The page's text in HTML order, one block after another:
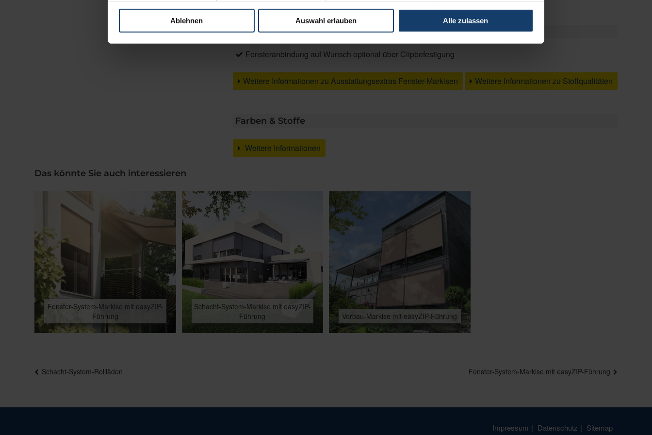
Ablehnen Auswahl erlauben Alle zulassen
Brillante Extras
Fensteranbindung auf Wunsch optional über Clipbefestigung
Weitere Informationen zu Ausstattungsextras Fenster-Markisen Weitere Informationen zu Stoffqualitäten
Farben & Stoffe
Weitere Informationen
Das könnte Sie auch interessieren
Fenster-System-Markise mit easyZIP-
Führung
Schacht-System-Markise mit easyZIP-
Führung
Vorbau-Markise mit easyZIP-Führung
Beitragsnavigation
Schacht-System-Rollläden Fenster-System-Markise mit easyZIP-Führung
Impressum Datenschutz Sitemap